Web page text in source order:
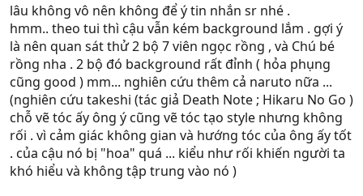
lâu không vô nên không để ý tin nhắn sr nhé .
hmm.. theo tui thì cậu vẫn kém background lắm . gợi ý
là nên quan sát thử 2 bộ 7 viên ngọc rồng , và Chú bé
rồng nha . 2 bộ đó background rất đỉnh ( hỏa phụng
cũng good ) mm... nghiên cứu thêm cả naruto nữa ...
(nghiên cứu takeshi (tác giả Death Note ; Hikaru No Go )
chỗ vẽ tóc ấy ông ý cũng vẽ tóc tạo style nhưng không
rối . vì cảm giác không gian và hướng tóc của ông ấy tốt
. của cậu nó bị "hoa" quá ... kiểu như rối khiến người ta
khó hiểu và không tập trung vào nó )